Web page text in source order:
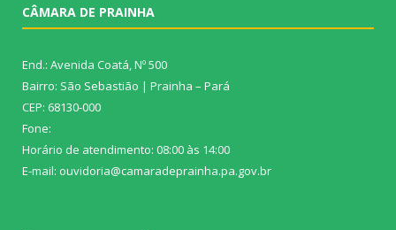
CÂMARA DE PRAINHA
End.: Avenida Coatá, Nº 500
Bairro: São Sebastião | Prainha – Pará
CEP: 68130-000
Fone:
Horário de atendimento: 08:00 às 14:00
E-mail: ouvidoria@camaradeprainha.pa.gov.br